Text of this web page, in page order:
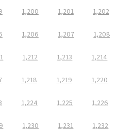
1,200 1,201 1,202
1,206 1,207 1,208
1,212 1,213 1,214
1,218 1,219 1,220
1,224 1,225 1,226
1,230 1,231 1,232